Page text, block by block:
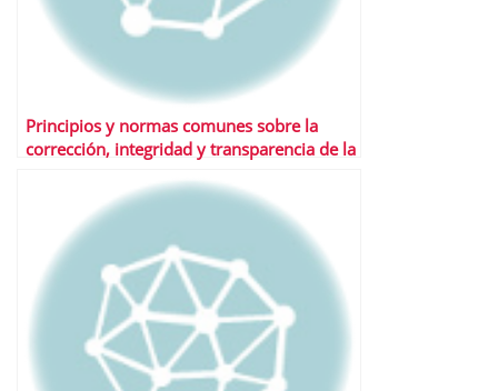
Principios y normas comunes sobre la
corrección, integridad y transparencia de la